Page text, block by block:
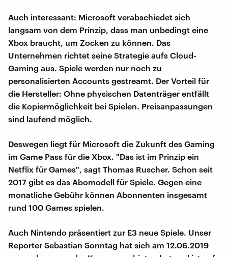
Auch interessant: Microsoft verabschiedet sich
langsam von dem Prinzip, dass man unbedingt eine
Xbox braucht, um Zocken zu können. Das
Unternehmen richtet seine Strategie aufs Cloud-
Gaming aus. Spiele werden nur noch zu
personalisierten Accounts gestreamt. Der Vorteil für
die Hersteller: Ohne physischen Datenträger entfällt
die Kopiermöglichkeit bei Spielen. Preisanpassungen
sind laufend möglich.
Deswegen liegt für Microsoft die Zukunft des Gaming
im Game Pass für die Xbox. "Das ist im Prinzip ein
Netflix für Games", sagt Thomas Ruscher. Schon seit
2017 gibt es das Abomodell für Spiele. Gegen eine
monatliche Gebühr können Abonnenten insgesamt
rund 100 Games spielen.
Auch Nintendo präsentiert zur E3 neue Spiele. Unser
Reporter Sebastian Sonntag hat sich am 12.06.2019